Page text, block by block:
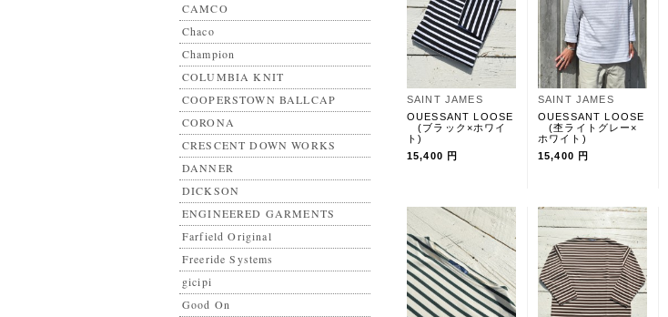
CAMCO
Chaco
Champion
COLUMBIA KNIT
COOPERSTOWN BALLCAP
CORONA
CRESCENT DOWN WORKS
DANNER
DICKSON
ENGINEERED GARMENTS
Farfield Original
Freeride Systems
gicipi
Good On
SAINT JAMES
OUESSANT LOOSE
(ブラック×ホワイ
ト)
15,400 円
SAINT JAMES
OUESSANT LOOSE
(杢ライトグレー×
ホワイト)
15,400 円